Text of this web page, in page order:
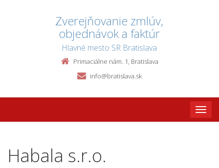
Zverejňovanie zmlúv,
objednávok a faktúr
Hlavné mesto SR Bratislava
Primaciálne nám. 1, Bratislava
info@bratislava.sk
Toggle
Habala s.r.o.